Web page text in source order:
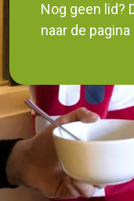
Nog geen lid?
naar de